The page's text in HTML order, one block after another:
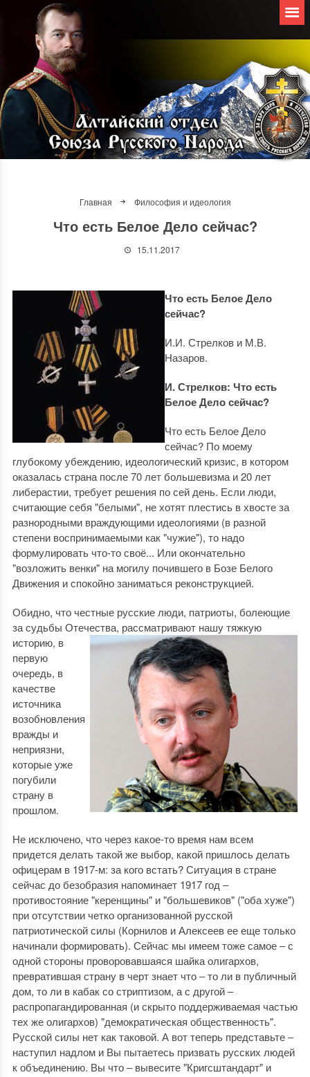
Главная Философия и идеология
Что есть Белое Дело сейчас?
15.11.2017
Что есть Белое Дело
сейчас?
И.И. Стрелков и М.В.
Назаров.
И. Стрелков: Что есть
Белое Дело сейчас?
Что есть Белое Дело
сейчас? По моему
глубокому убеждению, идеологический кризис, в котором
оказалась страна после 70 лет большевизма и 20 лет
либерастии, требует решения по сей день. Если люди,
считающие себя "белыми", не хотят плестись в хвосте за
разнородными враждующими идеологиями (в разной
степени воспринимаемыми как "чужие"), то надо
формулировать что-то своё... Или окончательно
"возложить венки" на могилу почившего в Бозе Белого
Движения и спокойно заниматься реконструкцией.
Обидно, что честные русские люди, патриоты, болеющие
за судьбы Отечества, рассматривают нашу тяжкую
историю, в
первую
очередь, в
качестве
источника
возобновления
вражды и
неприязни,
которые уже
погубили
страну в
прошлом.
Не исключено, что через какое-то время нам всем
придется делать такой же выбор, какой пришлось делать
офицерам в 1917-м: за кого встать? Ситуация в стране
сейчас до безобразия напоминает 1917 год ‒
противостояние "керенщины" и "большевиков" ("оба хуже")
при отсутствии четко организованной русской
патриотической силы (Корнилов и Алексеев ее еще только
начинали формировать). Сейчас мы имеем тоже самое ‒ с
одной стороны проворовавшаяся шайка олигархов,
превратившая страну в черт знает что ‒ то ли в публичный
дом, то ли в кабак со стриптизом, а с другой ‒
распропагандированная (и скрыто поддерживаемая частью
тех же олигархов) "демократическая общественность".
Русской силы нет как таковой. А вот теперь представьте ‒
наступил надлом и Вы пытаетесь призвать русских людей
к объединению. Вы что ‒ вывесите "Кригсштандарт" и